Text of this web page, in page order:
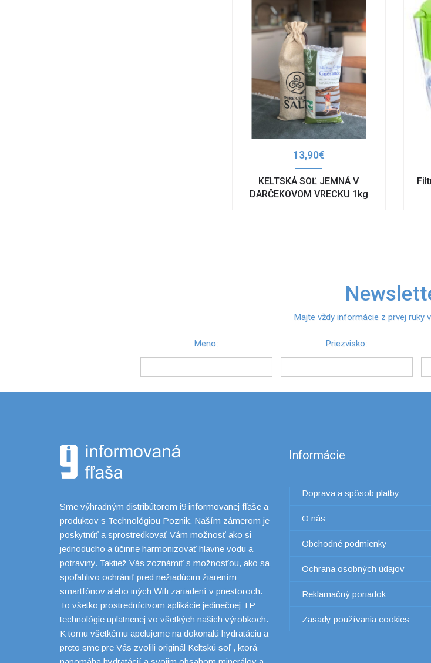
13,90€
KELTSKÁ SOĽ JEMNÁ V
DARČEKOVOM VRECKU 1kg
Majte vždy informácie z prvej ruky
Meno: Priezvisko:
Sme výhradným distribútorom i9 informovanej fľaše a
produktov s Technológiou Poznik. Naším zámerom je
poskytnúť a sprostredkovať Vám možnosť ako si
jednoducho a účinne harmonizovať hlavne vodu a
potraviny. Taktiež Vás zoznámiť s možnosťou, ako sa
spoľahlivo ochrániť pred nežiadúcim žiarením
smartfónov alebo iných Wifi zariadení v priestoroch.
To všetko prostredníctvom aplikácie jedinečnej TP
technológie uplatnenej vo všetkých našich výrobkoch.
K tomu všetkému apelujeme na dokonalú hydratáciu a
preto sme pre Vás zvolili originál Keltskú soľ , ktorá
Informácie
Doprava a spôsob platby
O nás
Obchodné podmienky
Ochrana osobných údajov
Reklamačný poriadok
Zasady používania cookies